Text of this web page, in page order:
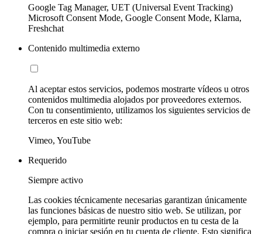
Google Tag Manager, UET (Universal Event Tracking)
Microsoft Consent Mode, Google Consent Mode, Klarna,
Freshchat
Contenido multimedia externo
Al aceptar estos servicios, podemos mostrarte vídeos u otros
contenidos multimedia alojados por proveedores externos.
Con tu consentimiento, utilizamos los siguientes servicios de
terceros en este sitio web:
Vimeo, YouTube
Requerido
Siempre activo
Las cookies técnicamente necesarias garantizan únicamente
las funciones básicas de nuestro sitio web. Se utilizan, por
ejemplo, para permitirte reunir productos en tu cesta de la
compra o iniciar sesión en tu cuenta de cliente. Esto significa